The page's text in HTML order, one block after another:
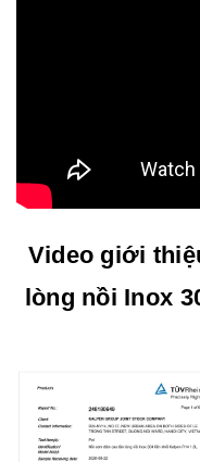
Video giới
lòng nồi Inox